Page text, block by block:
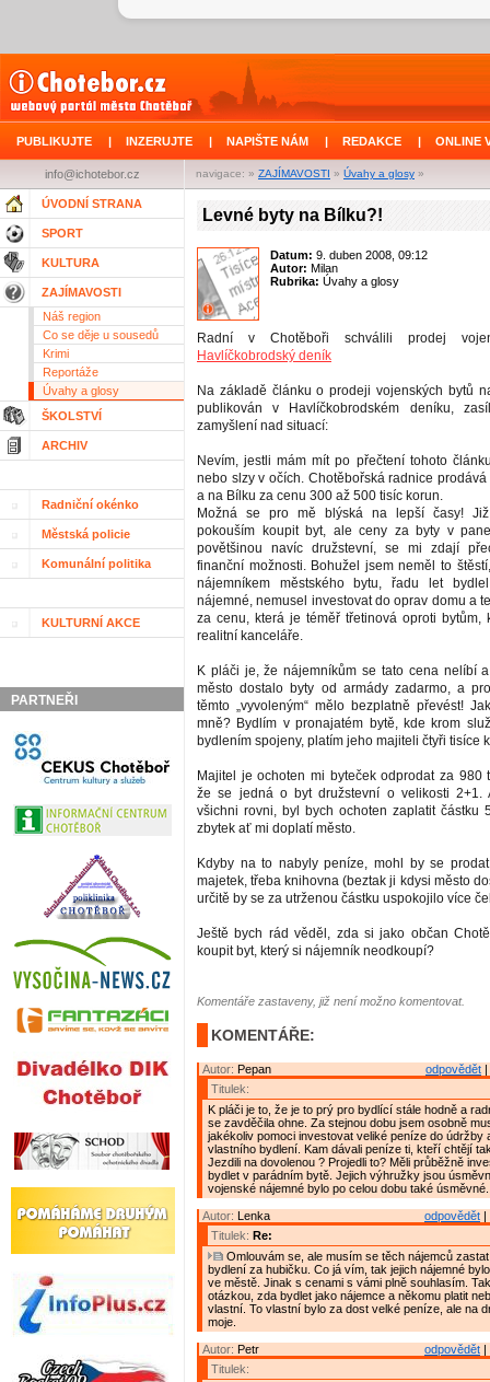
PUBLIKUJTE | INZERUJTE | NAPIŠTE NÁM | REDAKCE | ONLINE
navigace: » ZAJÍMAVOSTI » Úvahy a glosy »
info@ichotebor.cz
ÚVODNÍ STRANA
SPORT
KULTURA
ZAJÍMAVOSTI
Náš region
Co se děje u sousedů
Krimi
Reportáže
Úvahy a glosy
ŠKOLSTVÍ
ARCHIV
Radniční okénko
Městská policie
Komunální politika
KULTURNÍ AKCE
PARTNEŘI
Levné byty na Bílku?!
Datum: 9. duben 2008, 09:12
Autor: Milan
Rubrika: Úvahy a glosy
Radní v Chotěboři schválili prodej
Havlíčkobrodský deník
Na základě článku o prodeji vojenských bytů
publikován v Havlíčkobrodském deníku,
zamyšlení nad situací:
Nevím, jestli mám mít po přečtení tohoto
nebo slzy v očích. Chotěbořská radnice
a na Bílku za cenu 300 až 500 tisíc korun.
Možná se pro mě blýská na lepší časy!
pokouším koupit byt, ale ceny za byty v
povětšinou navíc družstevní, se mi zdají
finanční možnosti. Bohužel jsem neměl to
nájemníkem městského bytu, řadu let
nájemné, nemusel investovat do oprav domu a
za cenu, která je téměř třetinová oproti bytům,
realitní kanceláře.
K pláči je, že nájemníkům se tato cena nelíbí
město dostalo byty od armády zadarmo, a
těmto „vyvoleným“ mělo bezplatně převést!
mně? Bydlím v pronajatém bytě, kde krom
bydlením spojeny, platím jeho majiteli čtyři tisíce
Majitel je ochoten mi byteček odprodat za 980
že se jedná o byt družstevní o velikosti 2+1.
všichni rovni, byl bych ochoten zaplatit částku
zbytek ať mi doplatí město.
Kdyby na to nabyly peníze, mohl by se
majetek, třeba knihovna (beztak ji kdysi město
určitě by se za utrženou částku uspokojilo více
Ještě bych rád věděl, zda si jako občan
koupit byt, který si nájemník neodkoupí?
Komentáře zastaveny, již není možno komentovat.
KOMENTÁŘE:
odpovědět
Autor: Pepan
Titulek:
K pláči je to, že je to prý pro bydlící stále hodně a
se zavděčila ohne. Za stejnou dobu jsem osobně
jakékoliv pomoci investovat veliké peníze do údržby
vlastního bydlení. Kam dávali peníze ti, kteří chtějí
Jezdili na dovolenou ? Projedli to? Měli průběžně
bydlet v parádním bytě. Jejich výhružky jsou
vojenské nájemné bylo po celou dobu také úsměvné.
odpovědět |
Autor: Lenka
Titulek: Re:
Omlouvám se, ale musím se těch nájemců
bydlení za hubičku. Co já vím, tak jejich nájemné
ve městě. Jinak s cenami s vámi plně souhlasím.
otázkou, zda bydlet jako nájemce a někomu platit
vlastní. To vlastní bylo za dost velké peníze, ale na
moje.
odpovědět |
Autor: Petr
Titulek: